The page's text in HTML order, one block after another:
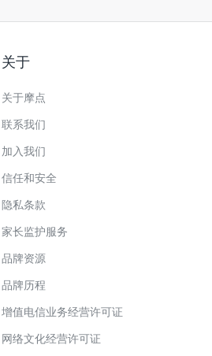
关于
关于摩点
联系我们
加入我们
信任和安全
隐私条款
家长监护服务
品牌资源
品牌历程
增值电信业务经营许可证
网络文化经营许可证